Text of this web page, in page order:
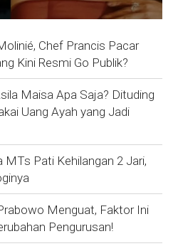
Chef Prancis Pacar
Kini Resmi Go Publik?
Maisa Apa Saja? Dituding
Uang Ayah yang Jadi
MTs Pati Kehilangan 2 Jari,
Menguat, Faktor Ini
Pengurusan!